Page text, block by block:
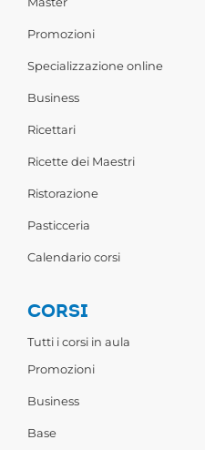
Promozioni
Specializzazione online
Business
Ricettari
Ricette dei Maestri
Ristorazione
Pasticceria
Calendario corsi
CORSI
Tutti i corsi in aula
Promozioni
Business
Base